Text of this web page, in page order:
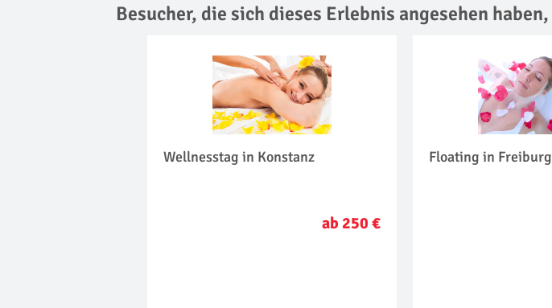
Besucher, die sich dieses Erlebnis angesehen haben,
Wellnesstag in Konstanz
ab 250 €
Floating in Freiburg